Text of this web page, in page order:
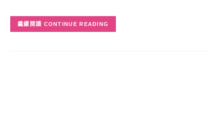
CONTINUE READING